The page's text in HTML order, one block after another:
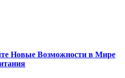
Новые Возможности в Мире